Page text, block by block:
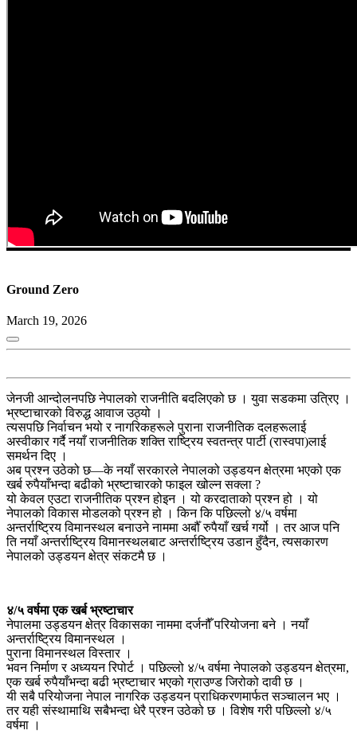
Ground Zero
March 19, 2026
जेनजी आन्दोलनपछि नेपालको राजनीति बदलिएको छ । युवा सडकमा उत्रिए ।
भ्रष्टाचारको विरुद्ध आवाज उठ्यो ।
त्यसपछि निर्वाचन भयो र नागरिकहरूले पुराना राजनीतिक दलहरूलाई
अस्वीकार गर्दै नयाँ राजनीतिक शक्ति राष्ट्रिय स्वतन्त्र पार्टी (रास्वपा)लाई
समर्थन दिए ।
अब प्रश्न उठेको छ—के नयाँ सरकारले नेपालको उड्डयन क्षेत्रमा भएको एक
खर्ब रुपैयाँभन्दा बढीको भ्रष्टाचारको फाइल खोल्न सक्ला ?
यो केवल एउटा राजनीतिक प्रश्न होइन । यो करदाताको प्रश्न हो । यो
नेपालको विकास मोडलको प्रश्न हो । किन कि पछिल्लो ४/५ वर्षमा
अन्तर्राष्ट्रिय विमानस्थल बनाउने नाममा अर्बौँ रुपैयाँ खर्च गर्यो । तर आज पनि
ति नयाँ अन्तर्राष्ट्रिय विमानस्थलबाट अन्तर्राष्ट्रिय उडान हुँदैन, त्यसकारण
नेपालको उड्डयन क्षेत्र संकटमै छ ।
४/५ वर्षमा एक खर्ब भ्रष्टाचार
नेपालमा उड्डयन क्षेत्र विकासका नाममा दर्जनौँ परियोजना बने । नयाँ
अन्तर्राष्ट्रिय विमानस्थल ।
पुराना विमानस्थल विस्तार ।
भवन निर्माण र अध्ययन रिपोर्ट । पछिल्लो ४/५ वर्षमा नेपालको उड्डयन क्षेत्रमा,
एक खर्ब रुपैयाँभन्दा बढी भ्रष्टाचार भएको ग्राउण्ड जिरोको दावी छ ।
यी सबै परियोजना नेपाल नागरिक उड्डयन प्राधिकरणमार्फत सञ्चालन भए ।
तर यही संस्थामाथि सबैभन्दा धेरै प्रश्न उठेको छ । विशेष गरी पछिल्लो ४/५
वर्षमा ।